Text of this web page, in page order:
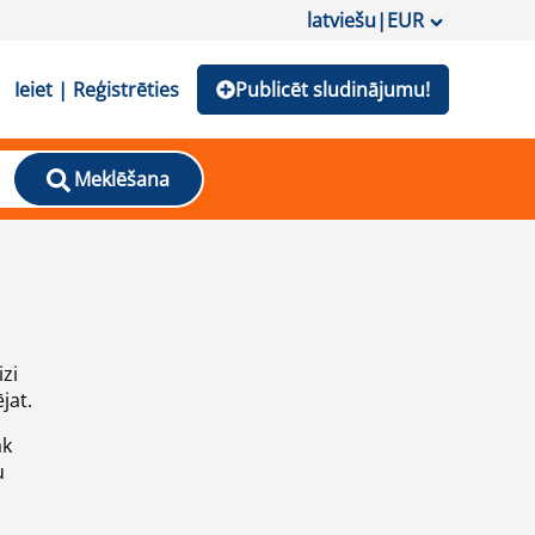
latviešu|EUR
Ieiet | Reģistrēties Publicēt sludinājumu!
Meklēšana